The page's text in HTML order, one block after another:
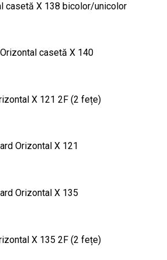
casetă X 138 bicolor/unicolor
casetă X 140
X 121 2F (2 fețe)
Orizontal X 121
Orizontal X 135
X 135 2F (2 fețe)